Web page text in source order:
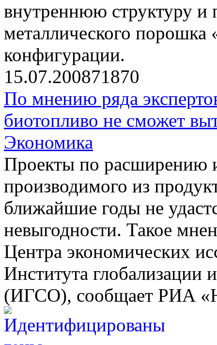
внутреннюю структуру и
металлического порошка
конфигурации.
15.07.200871870
По мнению ряда
биотопливо не сможет
Экономика
Проекты по расширению
производимого из
ближайшие годы не
невыгодности. Такое
Центра экономических
Института
(ИГСО), сообщает РИА